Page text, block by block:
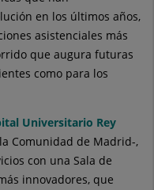
en los últimos años,
asistenciales más
que augura futuras
como para los
Universitario Rey
Comunidad de Madrid-,
con una Sala de
innovadores, que